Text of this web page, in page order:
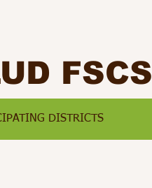
FSCS
DISTRICTS